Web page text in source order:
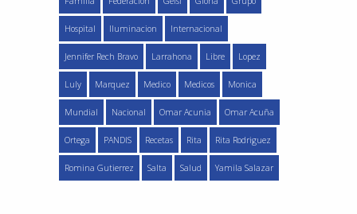
Hospital Iluminacion Internacional
Jennifer Rech Bravo Larrahona Libre Lopez
Luly Marquez Medico Medicos Monica
Mundial Nacional Omar Acunia Omar Acuña
Ortega PANDIS Recetas Rita Rita Rodriguez
Romina Gutierrez Salta Salud Yamila Salazar